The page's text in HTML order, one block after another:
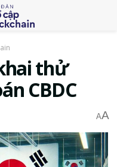
thử
CBDC
AA